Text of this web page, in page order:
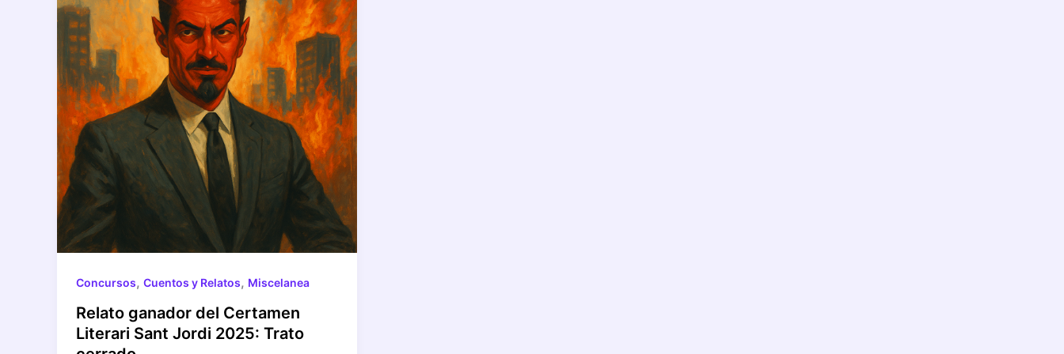
Concursos, Cuentos y Relatos, Miscelanea
Relato ganador del Certamen
Literari Sant Jordi 2025: Trato